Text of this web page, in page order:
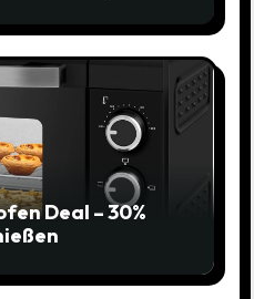
Deal – 30%